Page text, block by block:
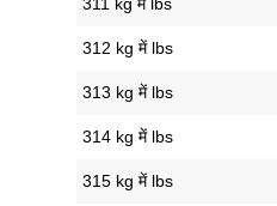
312 kg में lbs
313 kg में lbs
314 kg में lbs
315 kg में lbs